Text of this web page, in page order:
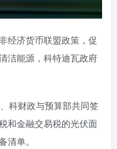
经济货币联盟政策，促
洁能源，科特迪瓦政府
科财政与预算部共同签
和金融交易税的光伏面
单。